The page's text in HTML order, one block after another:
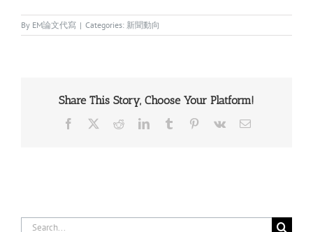
By EM論文代寫 | Categories: 新聞動向
Share This Story, Choose Your Platform!
Facebook RedditLinkedInTumblr Pinterest
Vk Email
Search